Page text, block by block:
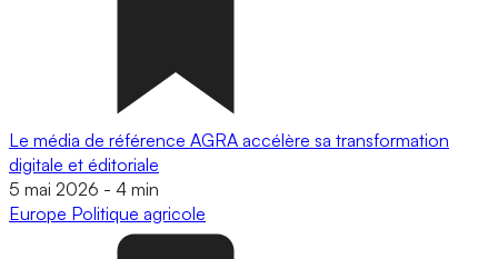
Le média de référence AGRA accélère sa transformation
digitale et éditoriale
5 mai 2026 - 4 min
Europe Politique agricole